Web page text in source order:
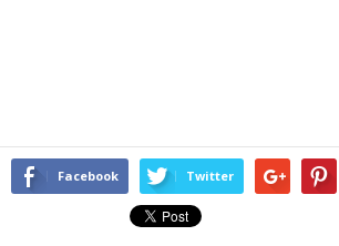
Facebook Twitter